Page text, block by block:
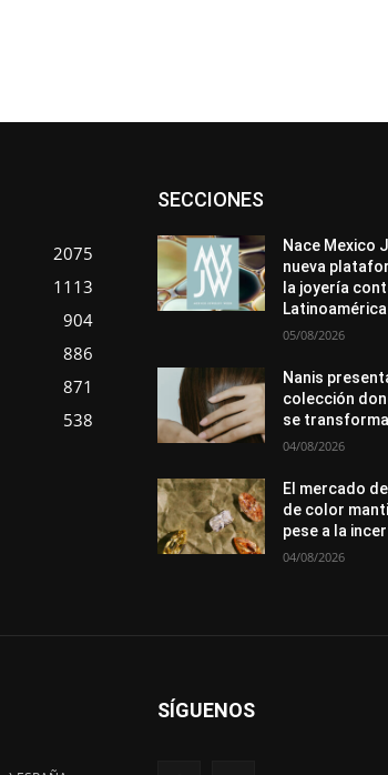
2075
1113
904
886
871
538
SECCIONESAsociaciones
En tendencia
In memoriam
La
México
Novedades
Premios
Nace Mexico
nueva
la joyería
Latinoamérica
05/08/2026
Nanis
colección
se
04/08/2026
El mercado
de color
pese a la
04/08/2026
SÍGUENOS